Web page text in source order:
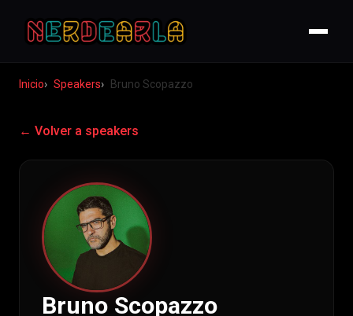
Inicio Speakers Bruno Scopazzo
← Volver a speakers
Bruno Scopazzo